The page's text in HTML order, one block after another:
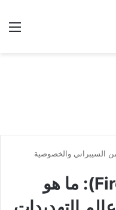
السيبراني والخصوصية
جدار الحماية (Firewall): ما هو